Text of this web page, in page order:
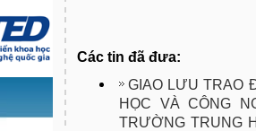
Các tin đã đưa:
GIAO LƯU TRAO
HỌC VÀ CÔNG
TRƯỜNG TRUNG